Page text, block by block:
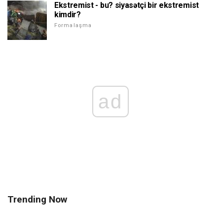
Ekstremist - bu? siyasətçi bir ekstremist
kimdir?
Formalaşma
ad
Trending Now